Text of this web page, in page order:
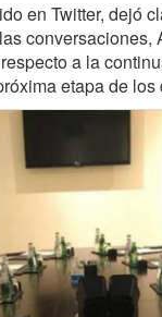
en Twitter, dejó
conversaciones,
a la
etapa de los